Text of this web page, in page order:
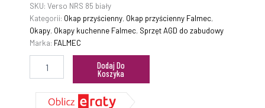
SKU: Verso NRS 85 biały
Kategorii: Okap przyścienny, Okap przyścienny Falmec,
Okapy, Okapy kuchenne Falmec, Sprzęt AGD do zabudowy
Marka: FALMEC
Dodaj Do
Koszyka